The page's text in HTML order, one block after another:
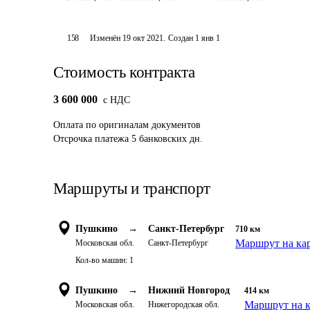
158 Изменён 19 окт 2021. Создан 1 янв 1
Стоимость контракта
3 600 000 c НДС
Оплата по оригиналам документов
Отсрочка платежа 5 банковских дн.
Маршруты и транспорт
Пушкино →
Московская обл.
Санкт-Петербург
Санкт-Петербург
710 км
Маршрут на
Кол-во машин: 1
Пушкино →
Московская обл.
Нижний Новгород
Нижегородская обл.
414 км
Маршрут на